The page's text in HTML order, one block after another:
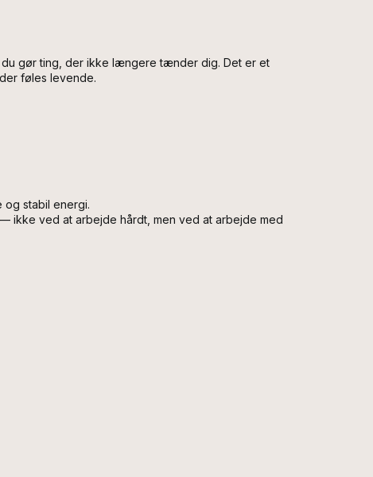
du gør ting, der ikke længere tænder dig. Det er et
føles levende.
og stabil energi.
ikke ved at arbejde hårdt, men ved at arbejde med